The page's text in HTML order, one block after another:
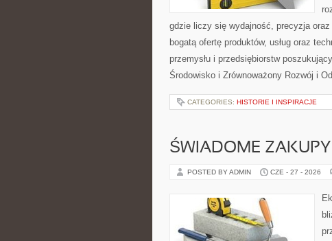
gdzie liczy się wydajność, precyzja
bogatą ofertę produktów, usług oraz
przemysłu i przedsiębiorstw
Środowisko i Zrównoważony Rozwój i
CATEGORIES: HISTORIE I INSPIRACJE
ŚWIADOME ZAKUPY
POSTED BY ADMIN CZE - 27 - 2026